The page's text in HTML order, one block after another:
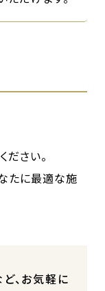
さい。
たに最適な施
、お気軽に